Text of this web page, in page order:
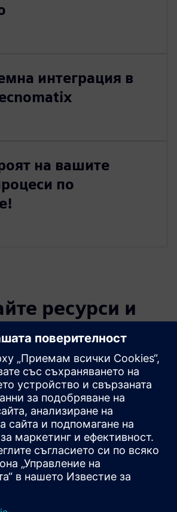
интеграция в
на вашите
по
ресурси и
продукти
информация и
В 5 стъпки от сканиране до